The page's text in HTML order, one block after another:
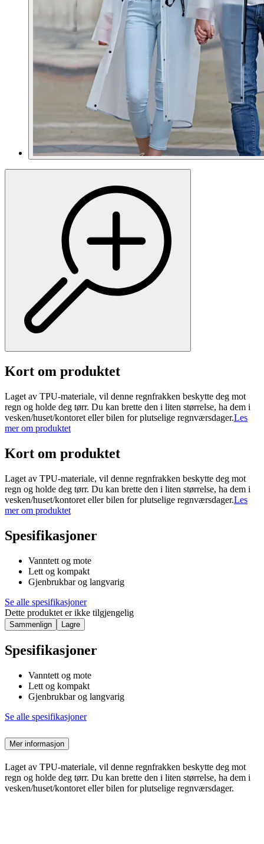
Kort om produktet
Laget av TPU-materiale, vil denne regnfrakken beskytte deg mot
regn og holde deg tørr. Du kan brette den i liten størrelse, ha dem i
vesken/huset/kontoret eller bilen for plutselige regnværsdager.Les
mer om produktet
Kort om produktet
Laget av TPU-materiale, vil denne regnfrakken beskytte deg mot
regn og holde deg tørr. Du kan brette den i liten størrelse, ha dem i
vesken/huset/kontoret eller bilen for plutselige regnværsdager.Les
mer om produktet
Spesifikasjoner
Vanntett og mote
Lett og kompakt
Gjenbrukbar og langvarig
Se alle spesifikasjoner
Dette produktet er ikke tilgjengelig
Sammenlign Lagre
Spesifikasjoner
Vanntett og mote
Lett og kompakt
Gjenbrukbar og langvarig
Se alle spesifikasjoner
Mer informasjon
Laget av TPU-materiale, vil denne regnfrakken beskytte deg mot
regn og holde deg tørr. Du kan brette den i liten størrelse, ha dem i
vesken/huset/kontoret eller bilen for plutselige regnværsdager.